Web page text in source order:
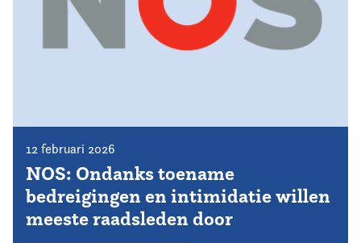
12 februari 2026
NOS: Ondanks toename
bedreigingen en intimidatie willen
meeste raadsleden door